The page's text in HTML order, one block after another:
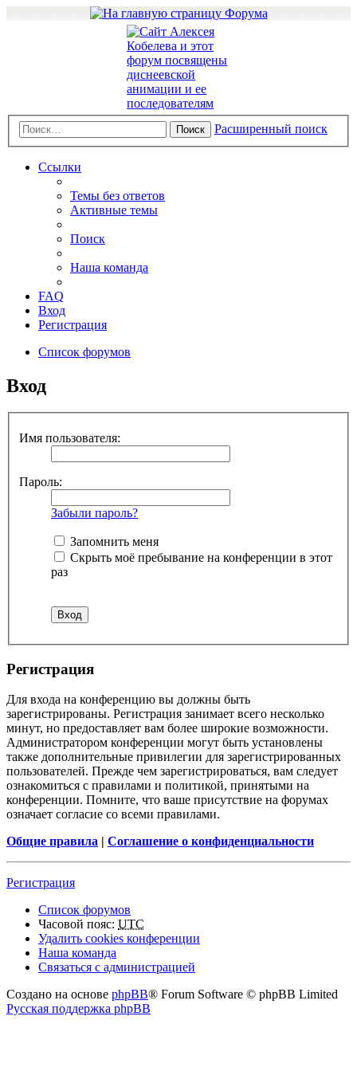
Поиск Расширенный поиск
Ссылки
Темы без ответов
Активные темы
Поиск
Наша команда
FAQ
Вход
Регистрация
Список форумов
Вход
Имя пользователя:
Пароль:
Забыли пароль?
Запомнить меня
Скрыть моё пребывание на конференции в этот
раз
Регистрация
Для входа на конференцию вы должны быть
зарегистрированы. Регистрация занимает всего несколько
минут, но предоставляет вам более широкие возможности.
Администратором конференции могут быть установлены
также дополнительные привилегии для зарегистрированных
пользователей. Прежде чем зарегистрироваться, вам следует
ознакомиться с правилами и политикой, принятыми на
конференции. Помните, что ваше присутствие на форумах
означает согласие со всеми правилами.
Общие правила | Соглашение о конфиденциальности
Регистрация
Список форумов
Часовой пояс: UTC
Удалить cookies конференции
Наша команда
Связаться с администрацией
Создано на основе phpBB® Forum Software © phpBB Limited
Русская поддержка phpBB